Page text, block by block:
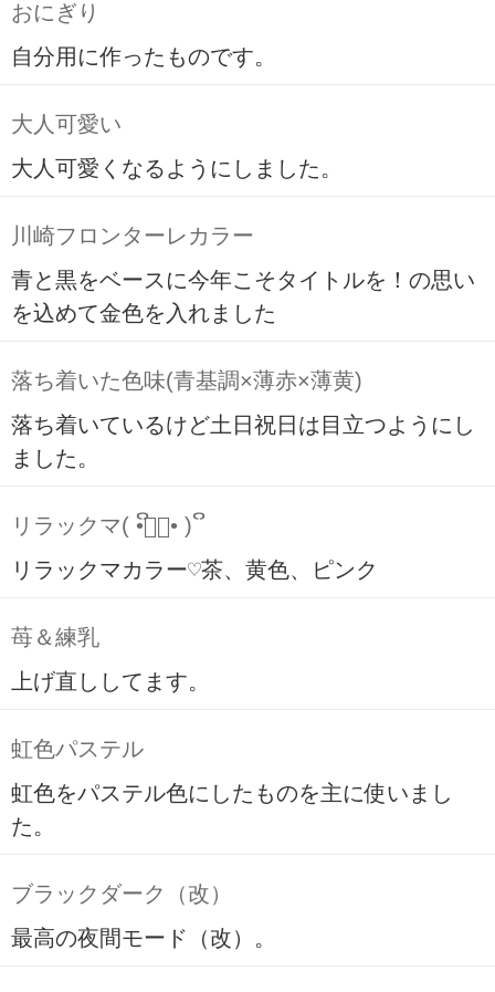
おにぎり
自分用に作ったものです。
大人可愛い
大人可愛くなるようにしました。
川崎フロンターレカラー
青と黒をベースに今年こそタイトルを！の思い
を込めて金色を入れました
落ち着いた色味(青基調×薄赤×薄黄)
落ち着いているけど土日祝日は目立つようにし
ました。
リラックマ( ິ•ᆺ⃘• )ິ
リラックマカラー♡茶、黄色、ピンク
苺＆練乳
上げ直ししてます。
虹色パステル
虹色をパステル色にしたものを主に使いまし
た。
ブラックダーク（改）
最高の夜間モード（改）。